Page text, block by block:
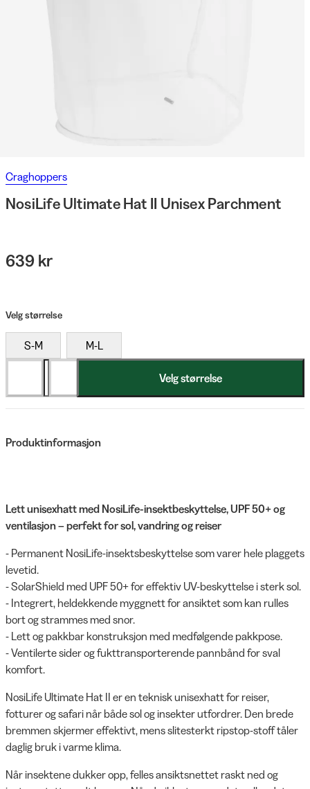
Craghoppers
NosiLife Ultimate Hat II Unisex Parchment
639 kr
Velg størrelse
S-M M-L
Velg størrelse
Produktinformasjon
Lett unisexhatt med NosiLife-insektbeskyttelse, UPF 50+ og
ventilasjon – perfekt for sol, vandring og reiser
- Permanent NosiLife-insektsbeskyttelse som varer hele plaggets
levetid.
- SolarShield med UPF 50+ for effektiv UV-beskyttelse i sterk sol.
- Integrert, heldekkende myggnett for ansiktet som kan rulles
bort og strammes med snor.
- Lett og pakkbar konstruksjon med medfølgende pakkpose.
- Ventilerte sider og fukttransporterende pannbånd for sval
komfort.
NosiLife Ultimate Hat II er en teknisk unisexhatt for reiser,
fotturer og safari når både sol og insekter utfordrer. Den brede
bremmen skjermer effektivt, mens slitesterkt ripstop-stoff tåler
daglig bruk i varme klima.
Når insektene dukker opp, felles ansiktsnettet raskt ned og